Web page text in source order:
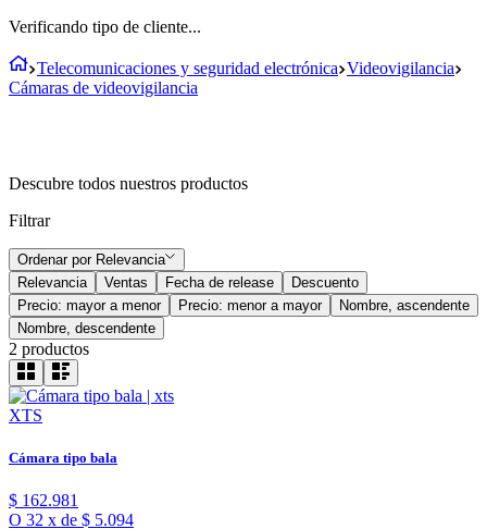
Verificando tipo de cliente...
Telecomunicaciones y seguridad electrónica Videovigilancia
Cámaras de videovigilancia
Descubre todos nuestros productos
Filtrar
Ordenar por Relevancia
Relevancia
Ventas Fecha de release
Descuento
Precio: mayor a menor
Precio: menor a mayor
Nombre, ascendente
Nombre, descendente
2 productos
XTS
Cámara tipo bala
$ 162.981
O 32 x de $ 5.094